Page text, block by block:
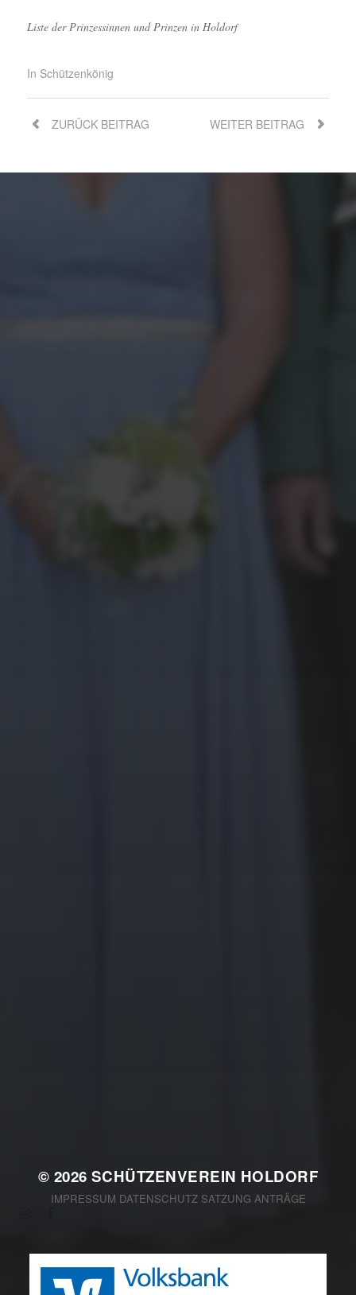
Liste der Prinzessinnen und Prinzen in Holdorf
In Schützenkönig
WEITER BEITRAG
ZURÜCK BEITRAG
© 2026 SCHÜTZENVEREIN HOLDORF
IMPRESSUM DATENSCHUTZ SATZUNG ANTRÄGE